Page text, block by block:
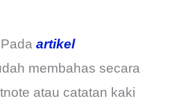
artikel
membahas secara
atau catatan kaki